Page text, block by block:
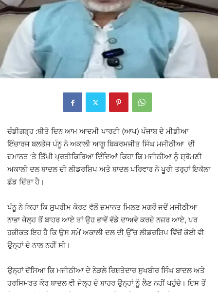
ਚੰਡੀਗੜ੍ਹ :ਬੀਤੇ ਦਿਨ ਆਮ ਆਦਮੀ ਪਾਰਟੀ (ਆਪ) ਪੰਜਾਬ ਦੇ ਮੀਡੀਆ
ਇੰਚਾਰਜ ਬਲਤੇਜ ਪੰਨੂ ਨੇ ਅਕਾਲੀ ਆਗੂ ਬਿਕਰਮਜੀਤ ਸਿੰਘ ਮਜੀਠੀਆ ਦੀ
ਜ਼ਮਾਨਤ ’ਤੇ ਤਿੱਖੀ ਪ੍ਰਤੀਕਿਰਿਆ ਦਿੰਦਿਆਂ ਕਿਹਾ ਕਿ ਮਜੀਠੀਆ ਨੂੰ ਸ਼੍ਰੋਮਣੀ
ਅਕਾਲੀ ਦਲ ਬਾਦਲ ਦੀ ਲੀਡਰਸ਼ਿਪ ਅਤੇ ਬਾਦਲ ਪਰਿਵਾਰ ਨੇ ਪੂਰੀ ਤਰ੍ਹਾਂ ਇਕੱਲਾ
ਛੱਡ ਦਿੱਤਾ ਹੈ।
ਪੰਨੂ ਨੇ ਕਿਹਾ ਕਿ ਸੁਪਰੀਮ ਕੋਰਟ ਵੱਲੋਂ ਜ਼ਮਾਨਤ ਮਿਲਣ ਮਗਰੋਂ ਜਦੋਂ ਮਜੀਠੀਆ
ਨਾਭਾ ਜੇਲ੍ਹ ਤੋਂ ਬਾਹਰ ਆਏ ਤਾਂ ਉਹ ਭਾਵੇਂ ਵੱਡੇ ਦਾਅਵੇ ਕਰਦੇ ਨਜ਼ਰ ਆਏ, ਪਰ
ਹਕੀਕਤ ਇਹ ਹੈ ਕਿ ਉਸ ਸਮੇਂ ਅਕਾਲੀ ਦਲ ਦੀ ਉੱਚ ਲੀਡਰਸ਼ਿਪ ਵਿੱਚੋਂ ਕੋਈ ਵੀ
ਉਨ੍ਹਾਂ ਦੇ ਨਾਲ ਨਹੀਂ ਸੀ।
ਉਨ੍ਹਾਂ ਦੱਸਿਆ ਕਿ ਮਜੀਠੀਆ ਦੇ ਨੇੜਲੇ ਰਿਸ਼ਤੇਦਾਰ ਸੁਖਬੀਰ ਸਿੰਘ ਬਾਦਲ ਅਤੇ
ਹਰਸਿਮਰਤ ਕੌਰ ਬਾਦਲ ਵੀ ਜੇਲ੍ਹ ਦੇ ਬਾਹਰ ਉਨ੍ਹਾਂ ਨੂੰ ਲੈਣ ਨਹੀਂ ਪਹੁੰਚੇ। ਇਸ ਤੋਂ